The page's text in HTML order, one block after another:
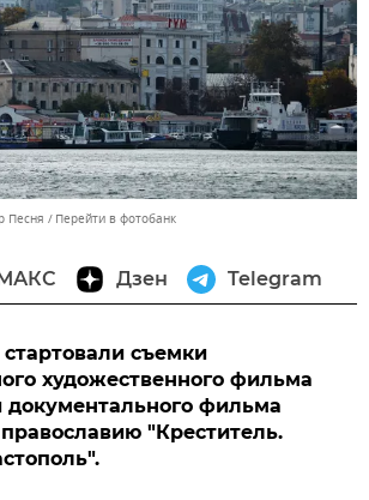
Песня Перейти в фотобанк
Дзен Telegram
съемки
художественного фильма
документального фильма
"Креститель.